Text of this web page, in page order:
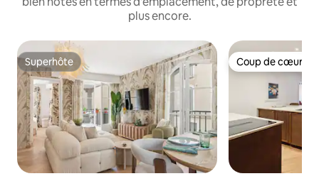
plus encore.
Superhôte
Superhôte Coup de cœur
Coup de cœur